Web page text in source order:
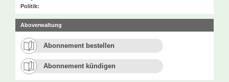
Politik:
Aboverwaltung
Abonnement bestellen
Abonnement kündigen